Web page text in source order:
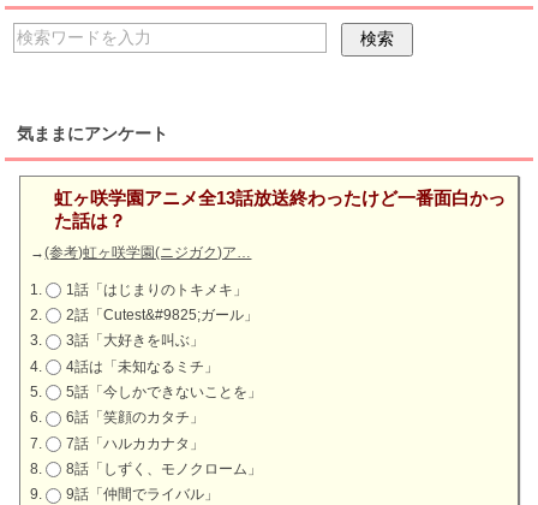
気ままにアンケート
虹ヶ咲学園アニメ全13話放送終わったけど一番面白かっ
た話は？
→(参考)虹ヶ咲学園(ニジガク)ア…
1話「はじまりのトキメキ」
2話「Cutest&#9825;ガール」
3話「大好きを叫ぶ」
4話は「未知なるミチ」
5話「今しかできないことを」
6話「笑顔のカタチ」
7話「ハルカカナタ」
8話「しずく、モノクローム」
9話「仲間でライバル」